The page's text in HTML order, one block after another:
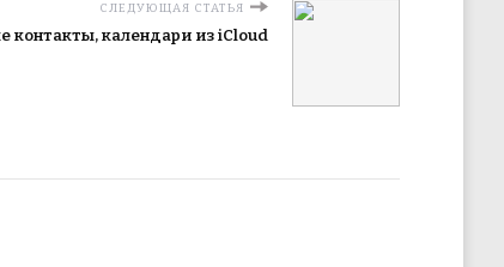
СЛЕДУЮЩАЯ СТАТЬЯ
контакты, календари из iCloud